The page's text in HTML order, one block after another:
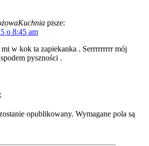
pisze:
o 8:45 am
mi w kok ta zapiekanka . Serrrrrrrrr mój
pyszności .
opublikowany. Wymagane pola są